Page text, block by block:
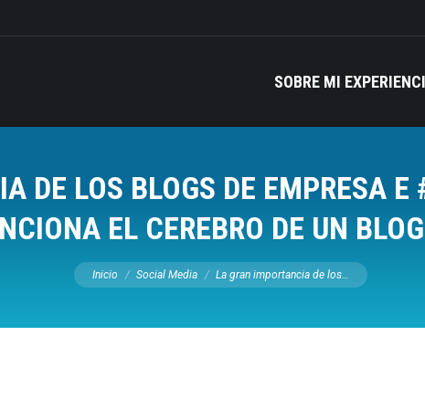
SOBRE MI
DE LOS BLOGS DE EMPRESA
EL CEREBRO DE UN
Estás aquí:
Inicio Social Media La gran importancia de los…